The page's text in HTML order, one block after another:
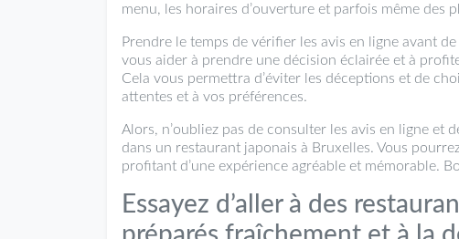
menu, les horaires d’ouverture et parfois même des
Prendre le temps de vérifier les avis en ligne avant
vous aider à prendre une décision éclairée et à
Cela vous permettra d’éviter les déceptions et de
attentes et à vos préférences.
Alors, n’oubliez pas de consulter les avis en ligne et
dans un restaurant japonais à Bruxelles. Vous
profitant d’une expérience agréable et mémorable.
Essayez d’aller à des